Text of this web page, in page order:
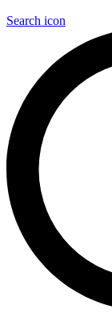
Search icon